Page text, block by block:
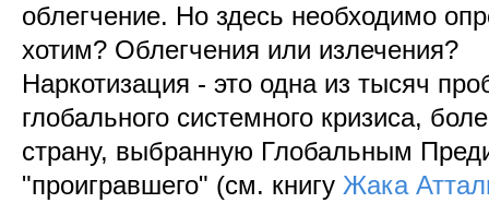
облегчение. Но здесь необходимо
хотим? Облегчения или излечения?
Наркотизация - это одна из тысяч
глобального системного кризиса,
страну, выбранную Глобальным
"проигравшего" (см. книгу Жака